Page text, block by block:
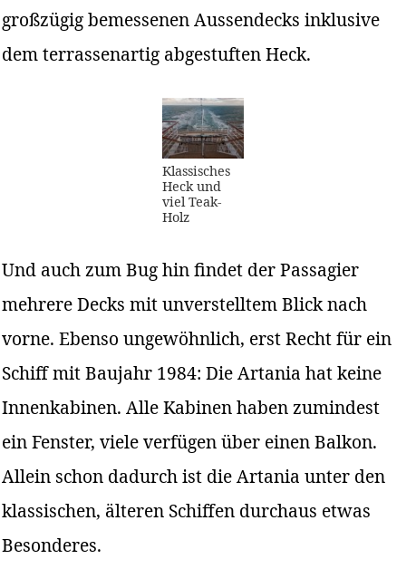
großzügig bemessenen Aussendecks inklusive
dem terrassenartig abgestuften Heck.
Klassisches
Heck und
viel Teak-
Holz
Und auch zum Bug hin findet der Passagier
mehrere Decks mit unverstelltem Blick nach
vorne. Ebenso ungewöhnlich, erst Recht für ein
Schiff mit Baujahr 1984: Die Artania hat keine
Innenkabinen. Alle Kabinen haben zumindest
ein Fenster, viele verfügen über einen Balkon.
Allein schon dadurch ist die Artania unter den
klassischen, älteren Schiffen durchaus etwas
Besonderes.